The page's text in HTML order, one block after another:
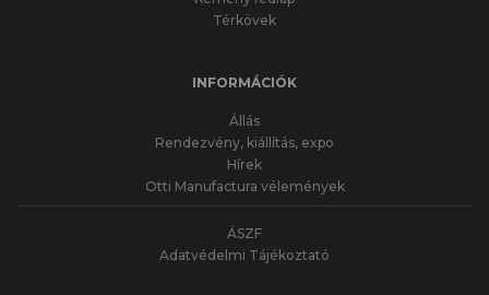
Térkövek
INFORMÁCIÓK
Állás
Rendezvény, kiállítás, expo
Hírek
Otti Manufactura vélemények
ÁSZF
Adatvédelmi Tájékoztató